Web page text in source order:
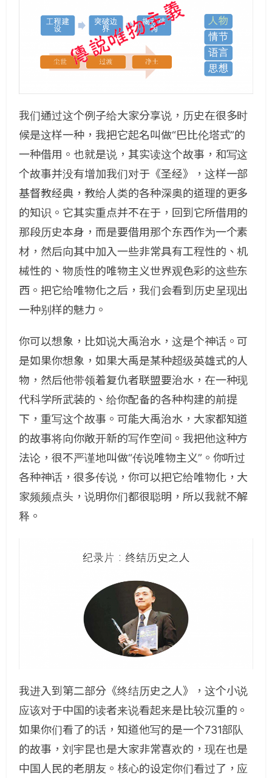
我们通过这个例子给大家分享说，历史在很多时
候是这样一种，我把它起名叫做“巴比伦塔式”的
一种借用。也就是说，其实读这个故事，和写这
个故事并没有增加我们对于《圣经》，这样一部
基督教经典，教给人类的各种深奥的道理的更多
的知识。它其实重点并不在于，回到它所借用的
那段历史本身，而是要借用那个东西作为一个素
材，然后向其中加入一些非常具有工程性的、机
械性的、物质性的唯物主义世界观色彩的这些东
西。把它给唯物化之后，我们会看到历史呈现出
一种别样的魅力。
你可以想象，比如说大禹治水，这是个神话。可
是如果你想象，如果大禹是某种超级英雄式的人
物，然后他带领着复仇者联盟要治水，在一种现
代科学所武装的、给你配备的各种构建的前提
下，重写这个故事。可能大禹治水，大家都知道
的故事将向你敞开新的写作空间。我把他这种方
法论，很不严谨地叫做“传说唯物主义”。你听过
各种神话，很多传说，你可以把它给唯物化，大
家频频点头，说明你们都很聪明，所以我就不解
释。
我进入到第二部分《终结历史之人》，这个小说
应该对于中国的读者来说看起来是比较沉重的。
如果你们看了的话，知道他写的是一个731部队
的故事，刘宇昆也是大家非常喜欢的，现在也是
中国人民的老朋友。核心的设定你们看过了，应